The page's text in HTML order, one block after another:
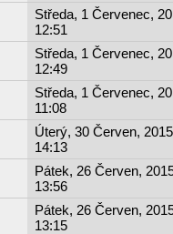
Středa, 1 Červenec,
12:51
Středa, 1 Červenec,
12:49
Středa, 1 Červenec,
11:08
Úterý, 30 Červen,
14:13
Pátek, 26 Červen,
13:56
Pátek, 26 Červen,
13:15